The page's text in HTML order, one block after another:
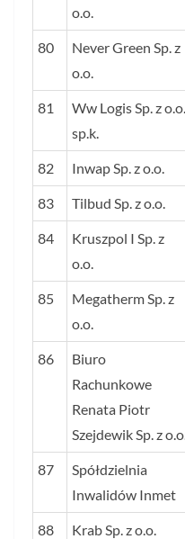
o.o.
80
Never Green Sp. z
o.o.
81
Ww Logis Sp. z o.o.
sp.k.
82 Inwap Sp. z o.o.
83 Tilbud Sp. z o.o.
84
Kruszpol I Sp. z
o.o.
85
Megatherm Sp. z
o.o.
86
Biuro
Rachunkowe
Renata Piotr
Szejdewik Sp. z o.o.
87
Spółdzielnia
Inwalidów Inmet
88 Krab Sp. z o.o.